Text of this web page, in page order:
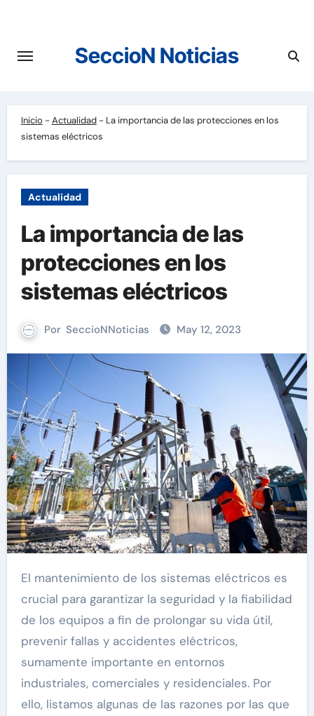
contenido
SeccioN Noticias
Inicio - Actualidad- La importancia de las protecciones en los
sistemas eléctricos
Actualidad
La importancia de las
protecciones en los
sistemas eléctricos
Por SeccioNNoticias May 12, 2023
El mantenimiento de los sistemas eléctricos es
crucial para garantizar la seguridad y la fiabilidad
de los equipos a fin de prolongar su vida útil,
prevenir fallas y accidentes eléctricos,
sumamente importante en entornos
industriales, comerciales y residenciales. Por
ello, listamos algunas de las razones por las que